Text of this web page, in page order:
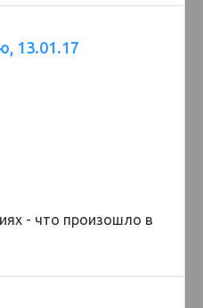
13.01.17
- что произошло в